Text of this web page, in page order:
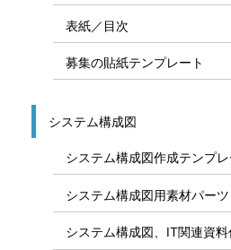
表紙／目次
募集の貼紙テンプレート
システム構成図
システム構成図作成テンプレ
システム構成図用素材パーツ
システム構成図、IT関連資